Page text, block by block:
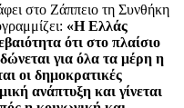
στο Ζάππειο τη Συνθήκη
«Η Ελλάς
ότι στο πλαίσιο
για όλα τα μέρη η
οι δημοκρατικές
ανάπτυξη και γίνεται